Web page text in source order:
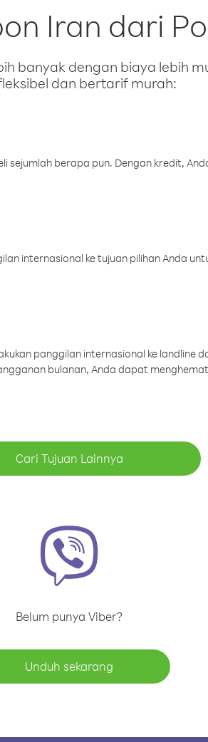
Iran dari
banyak dengan biaya lebih
dan bertarif murah:
sejumlah berapa pun. Dengan kredit,
internasional ke tujuan pilihan Anda
panggilan internasional ke landline
bulanan, Anda dapat
Cari Tujuan Lainnya
Belum punya Viber?
Unduh sekarang